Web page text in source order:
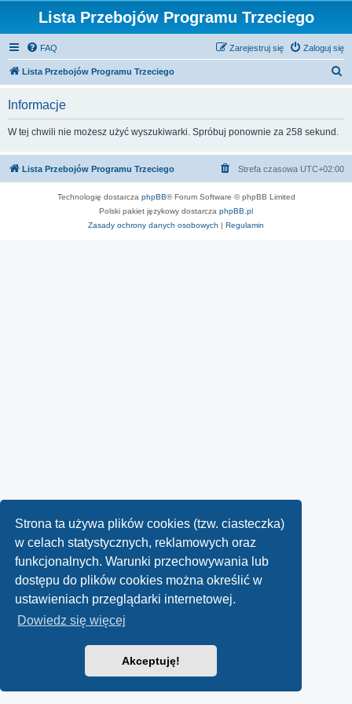
Strona ta używa plików cookies (tzw. ciasteczka)
w celach statystycznych, reklamowych oraz
funkcjonalnych. Warunki przechowywania lub
dostępu do plików cookies można określić w
ustawieniach przeglądarki internetowej.
Dowiedz się więcej
Akceptuję!
Lista Przebojów Programu Trzeciego
FAQ Zaloguj się
Zarejestruj się
Lista Przebojów Programu Trzeciego
j
Informacje
W tej chwili nie możesz użyć wyszukiwarki. Spróbuj ponownie za 258 sekund.
Lista Przebojów Programu Trzeciego Strefa czasowa UTC+02:00
Technologię dostarcza phpBB® Forum Software © phpBB Limited
Polski pakiet językowy dostarcza phpBB.pl
Zasady ochrony danych osobowych | Regulamin